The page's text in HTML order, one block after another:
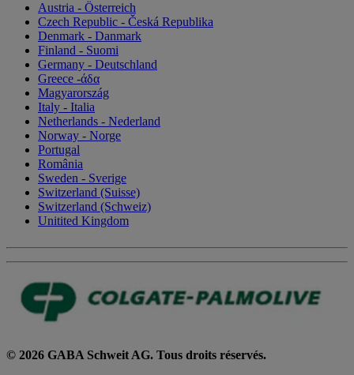
Austria - Österreich
Czech Republic - Česká Republika
Denmark - Danmark
Finland - Suomi
Germany - Deutschland
Greece -άδα
Magyarország
Italy - Italia
Netherlands - Nederland
Norway - Norge
Portugal
România
Sweden - Sverige
Switzerland (Suisse)
Switzerland (Schweiz)
Unitited Kingdom
© 2026 GABA Schweit AG. Tous droits réservés.